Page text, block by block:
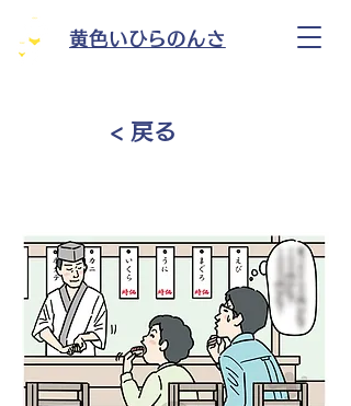
黄色いひらのんさ
< 戻る